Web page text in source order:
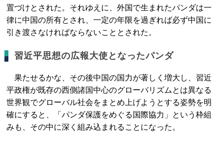
置づけとされた。それゆえに、外国で生まれたパンダは一
律に中国の所有とされ、一定の年限を過ぎれば必ず中国に
引き渡さなければならないこととされた。
習近平思想の広報大使となったパンダ
果たせるかな、その後中国の国力が著しく増大し、習近
平政権が既存の西側諸国中心のグローバリズムとは異なる
世界観でグローバル社会をまとめ上げようとする姿勢を明
確にすると、「パンダ保護をめぐる国際協力」という枠組
みも、その中に深く組み込まれることになった。